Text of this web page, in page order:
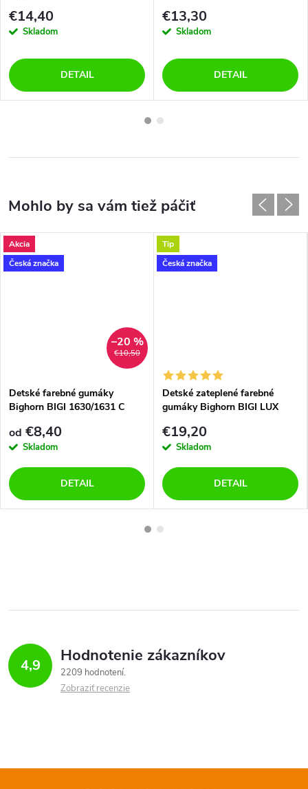
€14,40
Skladom
DETAIL
€13,30
Skladom
DETAIL
Akcia
Česká značka
€10,50
–20 %
Detské farebné gumáky
Bighorn BIGI 1630/1631 C
od €8,40
Skladom
DETAIL
Tip
Česká značka
Detské zateplené farebné
gumáky Bighorn BIGI LUX
€19,20
Skladom
DETAIL
4,9 Hodnotenie zákazníkov
2209 hodnotení
Zobraziť recenzie